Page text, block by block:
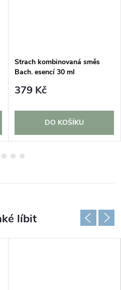
Strach kombinovaná směs
Bach. esencí 30 ml
379 Kč
DO KOŠÍKU